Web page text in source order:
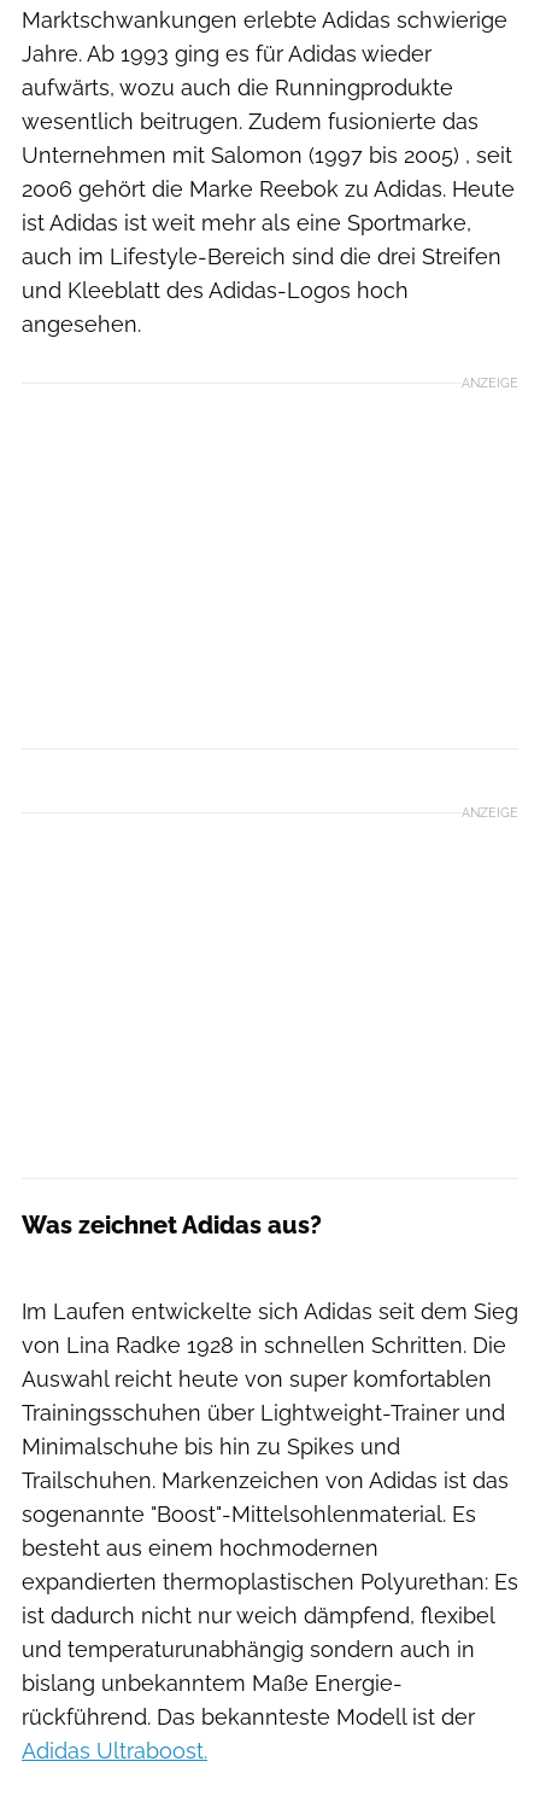
Marktschwankungen erlebte Adidas schwierige
Jahre. Ab 1993 ging es für Adidas wieder
aufwärts, wozu auch die Runningprodukte
wesentlich beitrugen. Zudem fusionierte das
Unternehmen mit Salomon (1997 bis 2005) , seit
2006 gehört die Marke Reebok zu Adidas. Heute
ist Adidas ist weit mehr als eine Sportmarke,
auch im Lifestyle-Bereich sind die drei Streifen
und Kleeblatt des Adidas-Logos hoch
angesehen.
ANZEIGE
ANZEIGE
Was zeichnet Adidas aus?
Im Laufen entwickelte sich Adidas seit dem Sieg
von Lina Radke 1928 in schnellen Schritten. Die
Auswahl reicht heute von super komfortablen
Trainingsschuhen über Lightweight-Trainer und
Minimalschuhe bis hin zu Spikes und
Trailschuhen. Markenzeichen von Adidas ist das
sogenannte "Boost"-Mittelsohlenmaterial. Es
besteht aus einem hochmodernen
expandierten thermoplastischen Polyurethan: Es
ist dadurch nicht nur weich dämpfend, flexibel
und temperaturunabhängig sondern auch in
bislang unbekanntem Maße Energie-
rückführend. Das bekannteste Modell ist der
Adidas Ultraboost.